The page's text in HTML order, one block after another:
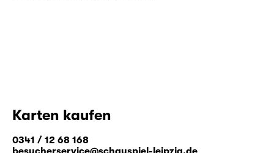
Karten kaufen
0341 / 12 68 168